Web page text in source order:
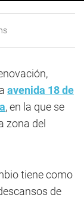
avenida 18 de
, en la que se
zona del
tiene como
de